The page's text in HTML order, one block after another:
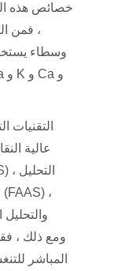
خصائص هذه
، فمن
وسطاء
التقنيات
عالية
والتحليل
المباشر